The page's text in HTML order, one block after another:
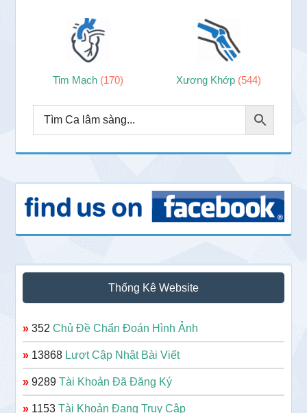
Tim Mạch (170) Xương Khớp (544)
Thống Kê Website
» 352Chủ Đề Chẩn Đoán Hình Ảnh
» 13868 Lượt Cập Nhật Bài Viết
» 9289Tài Khoản Đã Đăng Ký
» 1153Tài Khoản Đang Truy Cập